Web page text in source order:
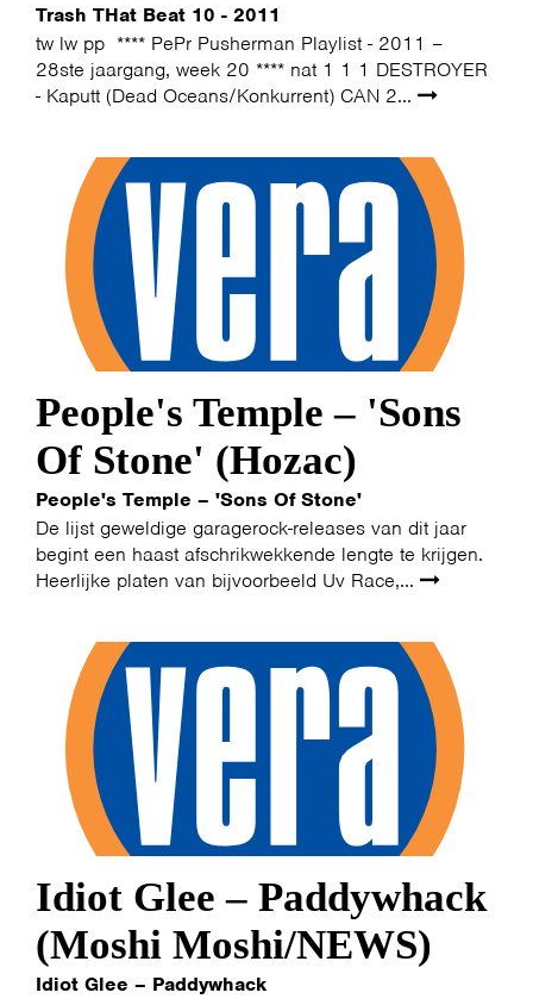
Trash THat Beat 10 - 2011
tw lw pp **** PePr Pusherman Playlist - 2011 –
28ste jaargang, week 20 **** nat 1 1 1 DESTROYER
- Kaputt (Dead Oceans/Konkurrent) CAN 2...
People's Temple – 'Sons
Of Stone' (Hozac)
People's Temple – 'Sons Of Stone'
De lijst geweldige garagerock-releases van dit jaar
begint een haast afschrikwekkende lengte te krijgen.
Heerlijke platen van bijvoorbeeld Uv Race,...
Idiot Glee – Paddywhack
(Moshi Moshi/NEWS)
Idiot Glee – Paddywhack